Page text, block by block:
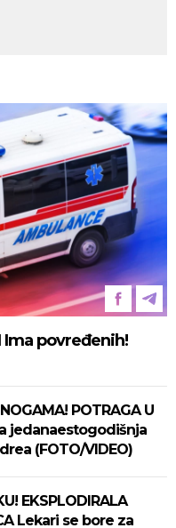
Ima povređenih!
POTRAGA U
jedanaestogodišnja
(FOTO/VIDEO)
EKSPLODIRALA
Lekari se bore za